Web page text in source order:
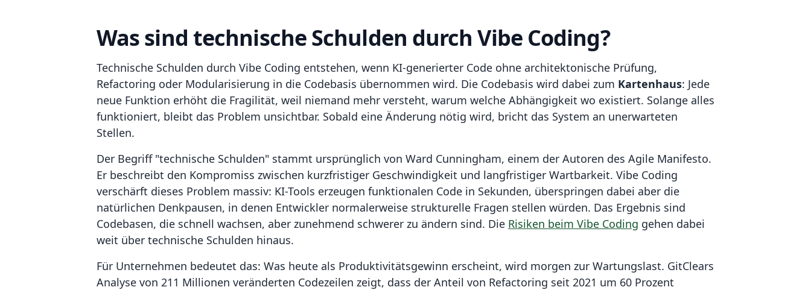
Was sind technische Schulden durch Vibe Coding?
Technische Schulden durch Vibe Coding entstehen, wenn KI-generierter Code ohne architektonische Prüfung,
Refactoring oder Modularisierung in die Codebasis übernommen wird. Die Codebasis wird dabei zum Kartenhaus: Jede
neue Funktion erhöht die Fragilität, weil niemand mehr versteht, warum welche Abhängigkeit wo existiert. Solange alles
funktioniert, bleibt das Problem unsichtbar. Sobald eine Änderung nötig wird, bricht das System an unerwarteten
Stellen.
Der Begriff "technische Schulden" stammt ursprünglich von Ward Cunningham, einem der Autoren des Agile Manifesto.
Er beschreibt den Kompromiss zwischen kurzfristiger Geschwindigkeit und langfristiger Wartbarkeit. Vibe Coding
verschärft dieses Problem massiv: KI-Tools erzeugen funktionalen Code in Sekunden, überspringen dabei aber die
natürlichen Denkpausen, in denen Entwickler normalerweise strukturelle Fragen stellen würden. Das Ergebnis sind
Codebasen, die schnell wachsen, aber zunehmend schwerer zu ändern sind. Die Risiken beim Vibe Coding gehen dabei
weit über technische Schulden hinaus.
Für Unternehmen bedeutet das: Was heute als Produktivitätsgewinn erscheint, wird morgen zur Wartungslast. GitClears
Analyse von 211 Millionen veränderten Codezeilen zeigt, dass der Anteil von Refactoring seit 2021 um 60 Prozent